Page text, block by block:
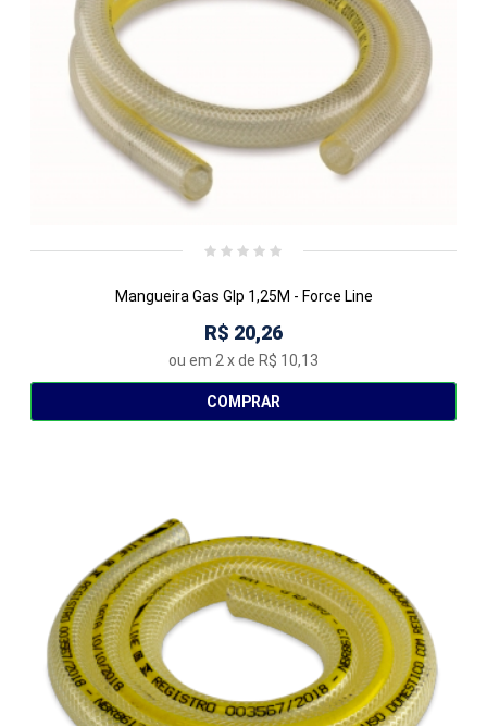
Mangueira Gas Glp 1,25M - Force Line
R$ 20,26
ou em 2x de R$ 10,13
COMPRAR